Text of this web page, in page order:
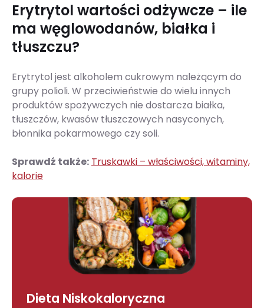
Erytrytol wartości odżywcze – ile
ma węglowodanów, białka i
tłuszczu?
Erytrytol jest alkoholem cukrowym należącym do
grupy polioli. W przeciwieństwie do wielu innych
produktów spożywczych nie dostarcza białka,
tłuszczów, kwasów tłuszczowych nasyconych,
błonnika pokarmowego czy soli.
Sprawdź także: Truskawki – właściwości, witaminy,
kalorie
Dieta Niskokaloryczna